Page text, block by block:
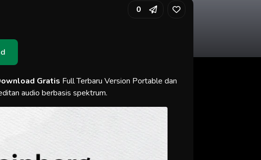
0
Gratis Full Terbaru Version Portable dan
audio berbasis spektrum.